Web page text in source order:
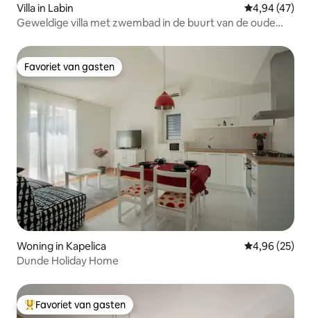
Villa in Labin Gemiddelde
4,94 (47)
Geweldige villa met zwembad in de buurt van de oude
Favoriet van gasten
Favoriet van gasten
Woning in Kapelica Gemiddelde
4,96 (25)
Dunde Holiday Home
Topfavoriet van gasten
Favoriet van gasten